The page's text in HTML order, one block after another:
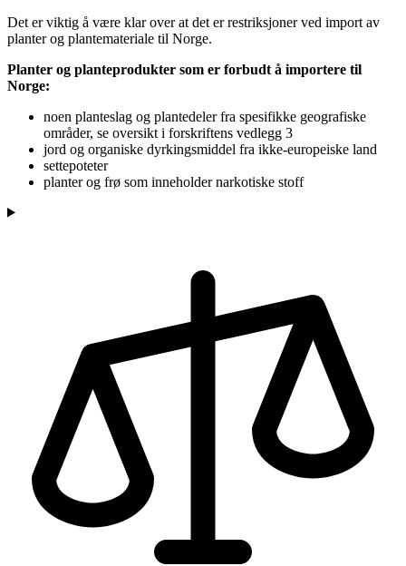
Det er viktig å være klar over at det er restriksjoner ved import av
planter og plantemateriale til Norge.
Planter og planteprodukter som er forbudt å importere til
Norge:
noen planteslag og plantedeler fra spesifikke geografiske
områder, se oversikt i forskriftens vedlegg 3
jord og organiske dyrkingsmiddel fra ikke-europeiske land
settepoteter
planter og frø som inneholder narkotiske stoff